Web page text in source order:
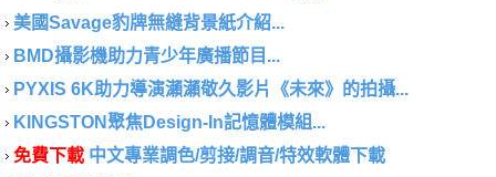
美國Savage豹牌無縫背景紙介紹...
BMD攝影機助力青少年廣播節目...
PYXIS 6K助力導演瀨瀨敬久影片《未來》的拍攝...
KINGSTON聚焦Design-In記憶體模組...
免費下載 中文專業調色/剪接/調音/特效軟體下載